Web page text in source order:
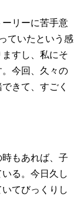
リーに苦手意
ていたという感
すし、私にそ
今回、久々の
きて、すごく
もあれば、子
る。今日久し
てびっくりし